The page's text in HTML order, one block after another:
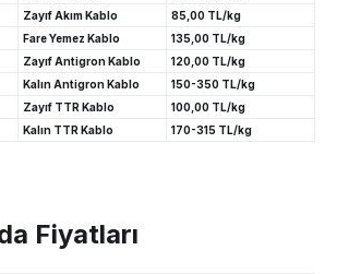
Zayıf Akım Kablo
85,00 TL/kg
Fare Yemez Kablo
135,00 TL/kg
Zayıf Antigron Kablo
120,00 TL/kg
Kalın Antigron Kablo
150-350 TL/kg
Zayıf TTR Kablo
100,00 TL/kg
Kalın TTR Kablo 170-315 TL/kg
Fiyatları